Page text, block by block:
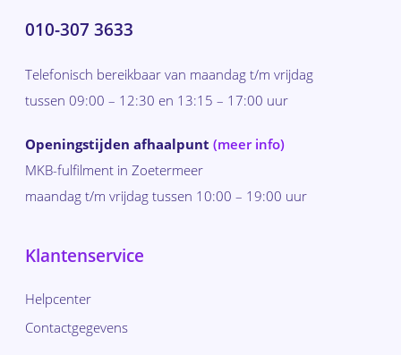
010-307 3633
Telefonisch bereikbaar van maandag t/m vrijdag
tussen 09:00 – 12:30 en 13:15 – 17:00 uur
Openingstijden afhaalpunt (meer info)
MKB-fulfilment in Zoetermeer
maandag t/m vrijdag tussen 10:00 – 19:00 uur
Klantenservice
Helpcenter
Contactgegevens